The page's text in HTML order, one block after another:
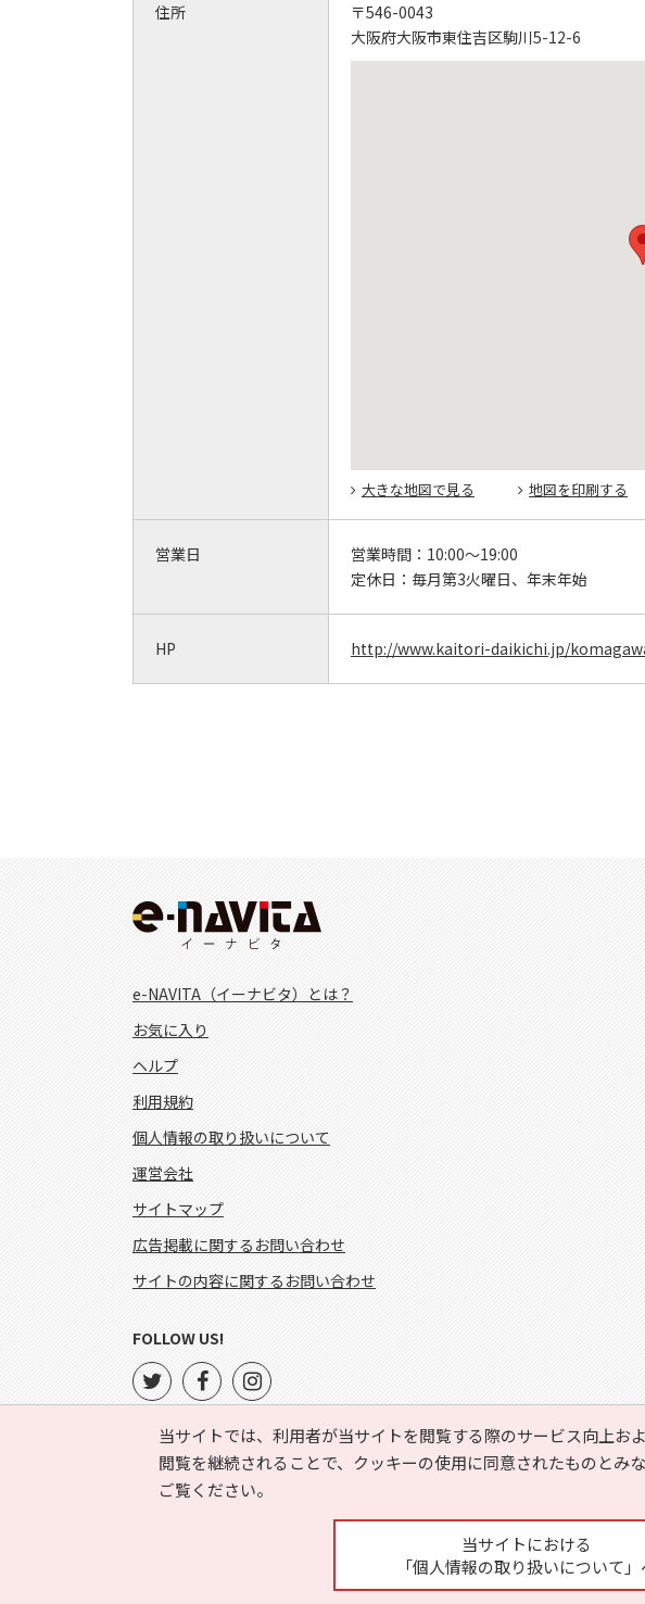
住所
〒546-0043
大阪府大阪市東住吉区駒川5-12-6
大きな地図で見る 地図を印刷する
営業日 営業時間： 10:00～19:00
定休日： 毎月第3火曜日、年末年始
HP http://www.kaitori-daikichi.jp/
当サイトでは、利用者が当サイトを閲覧する際のサービス向上
閲覧を継続されることで、クッキーの使用に同意されたものとみ
ご覧ください。
当サイトにおける
「個人情報の取り扱いについて」
e-NAVITA（イーナビタ）とは？
お気に入り
ヘルプ
利用規約
個人情報の取り扱いについて
運営会社
サイトマップ
広告掲載に関するお問い合わせ
サイトの内容に関するお問い合わせ
FOLLOW US!